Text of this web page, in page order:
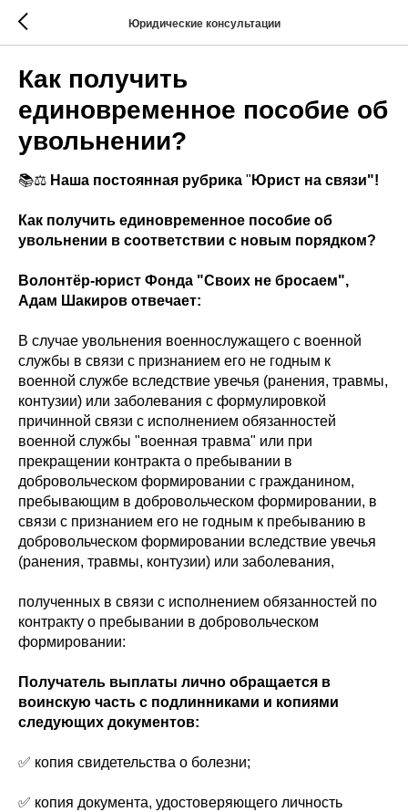
Юридические консультации
Как получить
единовременное пособие об
увольнении?
📚⚖️ Наша постоянная рубрика " Юрист на связи"!
Как получить единовременное пособие об
увольнении в соответствии с новым порядком?
Волонтёр-юрист Фонда "Своих не бросаем",
Адам Шакиров отвечает:
В случае увольнения военнослужащего с военной
службы в связи с признанием его не годным к
военной службе вследствие увечья (ранения, травмы,
контузии) или заболевания с формулировкой
причинной связи с исполнением обязанностей
военной службы "военная травма" или при
прекращении контракта о пребывании в
добровольческом формировании с гражданином,
пребывающим в добровольческом формировании, в
связи с признанием его не годным к пребыванию в
добровольческом формировании вследствие увечья
(ранения, травмы, контузии) или заболевания,
полученных в связи с исполнением обязанностей по
контракту о пребывании в добровольческом
формировании:
Получатель выплаты лично обращается в
воинскую часть с подлинниками и копиями
следующих документов:
✅ копия свидетельства о болезни;
✅ копия документа, удостоверяющего личность